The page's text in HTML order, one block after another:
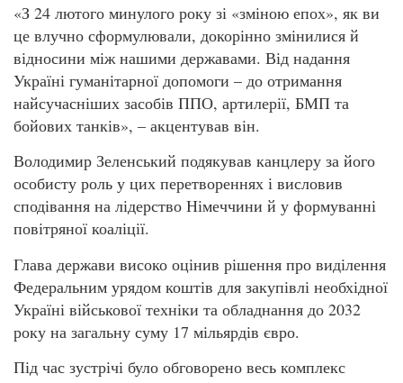
«З 24 лютого минулого року зі «зміною епох», як ви
це влучно сформулювали, докорінно змінилися й
відносини між нашими державами. Від надання
Україні гуманітарної допомоги – до отримання
найсучасніших засобів ППО, артилерії, БМП та
бойових танків», – акцентував він.
Володимир Зеленський подякував канцлеру за його
особисту роль у цих перетвореннях і висловив
сподівання на лідерство Німеччини й у формуванні
повітряної коаліції.
Глава держави високо оцінив рішення про виділення
Федеральним урядом коштів для закупівлі необхідної
Україні військової техніки та обладнання до 2032
року на загальну суму 17 мільярдів євро.
Під час зустрічі було обговорено весь комплекс